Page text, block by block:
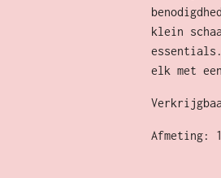
klein
elk met
Afmeting: